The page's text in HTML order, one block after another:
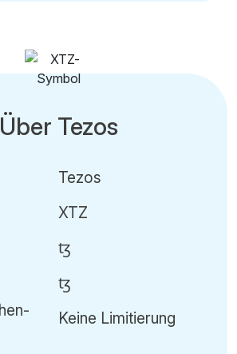
Über Tezos
Tezos
XTZ
ꜩ
ꜩ
Keine Limitierung